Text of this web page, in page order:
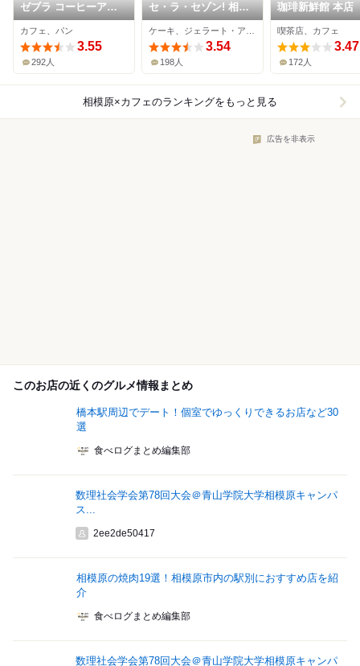
ゼブラ コーヒーアン
ドクロワッサン 津久
井本店
カフェ、パン
3.55
292人
セ・ラ・セゾン! 相模
原本店
3.54
198人
珈琲新鮮館 本店
喫茶店、カフェ
3.47
172人
相模原×カフェのランキングをもっと見る
広告を非表示
このお店の近くのグルメ情報まとめ
橋本駅周辺でデート！個室でゆっくりできるお店など30
選
食べログまとめ編集部
数理社会学会第78回大会＠青山学院大学相模原キャンパ
ス...
2ee2de50417
相模原の焼肉19選！相模原市内の駅別におすすめ店を紹
介
食べログまとめ編集部
数理社会学会第78回大会＠青山学院大学相模原キャンパ